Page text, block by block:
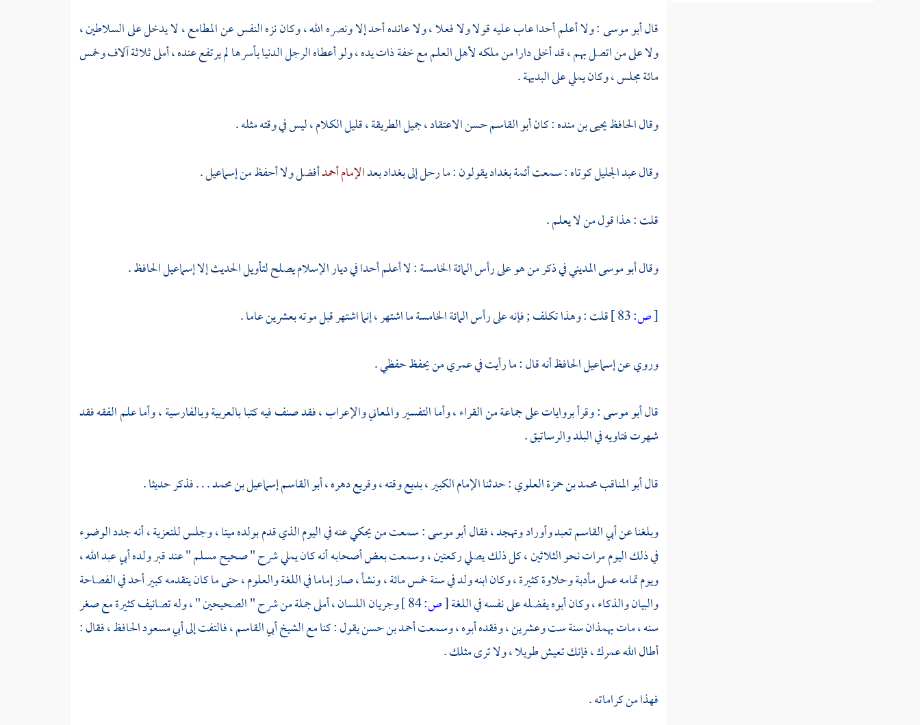
قالأبو موسى: ولا أعلم أحدا عاب عليه قولا ولا فعلا ، ولا عانده أحد إلا ونصره الله ، وكان نزه النفس عن المطامع ، لا يدخل على السلاطين ،
ولا على من اتصل بهم ، قد أخلى دارا من ملكه لأهل العلم مع خفة ذات يده ، ولو أعطاه الرجل الدنيا بأسرها لم يرتفع عنده ، أملى ثلاثة آلاف وخمس
مائة مجلس ، وكان يملي على البديهة .
وقالالحافظ يحيى بن منده: كانأبو القاسمحسن الاعتقاد ، جميل الطريقة ، قليل الكلام ، ليس في وقته مثله .
وقالعبد الجليلكوتاه : سمعت أئمةبغداديقولون : ما رحل إلىبغدادبعدالإمام أحمدأفضل ولا أحفظ منإسماعيل.
قلت : هذا قول من لا يعلم .
وقالأبو موسى المدينيفي ذكر من هو على رأس المائة الخامسة : لا أعلم أحدا في ديار الإسلام يصلح لتأويل الحديث إلاإسماعيل الحافظ.
[ص:
قلت : وهذا تكلف ; فإنه على رأس المائة الخامسة ما اشتهر ، إنما اشتهر قبل موته بعشرين عاما .
وروي عنإسماعيل الحافظأنه قال : ما رأيت في عمري من يحفظ حفظي .
قالأبو موسى: وقرأ بروايات على جماعة من القراء ، وأما التفسير والمعاني والإعراب ، فقد صنف فيه كتبا بالعربية وبالفارسية ، وأما علم الفقه فقد
شهرت فتاويه في البلد والرساتيق .
قالأبو المناقب محمد بن حمزة العلوي: حدثنا الإمام الكبير ، بديع وقته ، وقريع دهره ،أبو القاسم إسماعيل بن محمد. . . فذكر حديثا .
وبلغنا عنأبي القاسمتعبد وأوراد وتهجد ، فقالأبو موسى: سمعت من يحكي عنه في اليوم الذي قدم بولده ميتا ، وجلس للتعزية ، أنه جدد الوضوء
في ذلك اليوم مرات نحو الثلاثين ، كل ذلك يصلي ركعتين ، وسمعت بعض أصحابه أنه كان يملي شرح " صحيحمسلم" عند قبر ولدهأبي عبد الله،
ويوم تمامه عمل مأدبة وحلاوة كثيرة ، وكان ابنه ولد في سنة خمس مائة ، ونشأ ، صار إماما في اللغة والعلوم ، حتى ما كان يتقدمه كبير أحد في الفصاحة
والبيان والذكاء ، وكان أبوه يفضله على نفسه في اللغة[ص:84 ]
وجريان اللسان ، أملى جملة من شرح " الصحيحين " ، وله تصانيف كثيرة مع صغر
سنه ، مات بهمذان سنة ست وعشرين ، وفقده أبوه ، وسمعتأحمد بن حسنيقول : كنا مع الشيخأبي القاسم، فالتفت إلىأبي مسعود الحافظ، فقال :
أطال الله عمرك ، فإنك تعيش طويلا ، ولا ترى مثلك .
فهذا من كراماته .